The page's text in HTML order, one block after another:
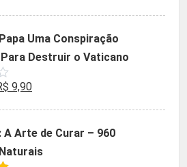
era:
47,32.
é:
R$ 9,90.
Uma Conspiração
Destruir o Vaticano
R$ 85,90.
9,90O
é:
R$ 9,90.
A Arte de Curar – 960